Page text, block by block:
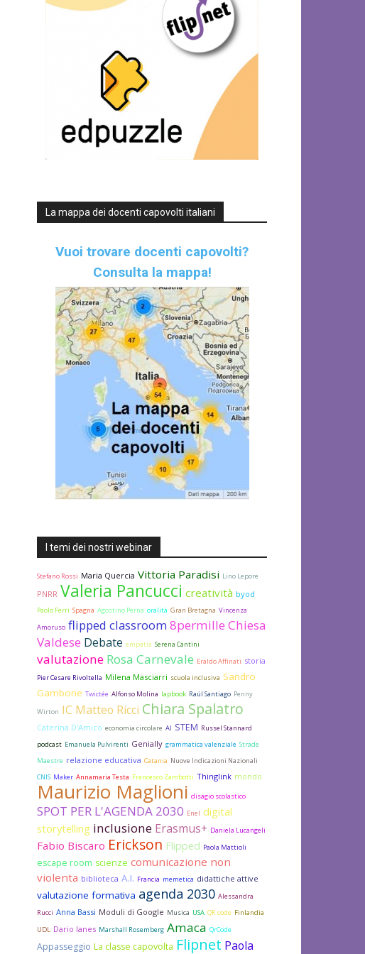
La mappa dei docenti capovolti italiani
Vuoi trovare docenti capovolti?
Consulta la mappa!
I temi dei nostri webinar
Stefano Rossi Maria Quercia Vittoria Paradisi Lino Lepore
PNRR Valeria Pancucci creatività byod
Paolo Ferri Spagna Agostino Perna oralità Gran Bretagna Vincenza
Amoruso flipped classroom 8permille Chiesa
Valdese Debate empatia Serena Cantini
valutazione Rosa Carnevale Eraldo Affinati storia
Pier Cesare Rivoltella Milena Masciarri scuola inclusiva Sandro
Gambone Twictée Alfonso Molina lapbook Raúl Santiago Penny
Wirton IC Matteo Ricci Chiara Spalatro
Caterina D'Amico economia circolare AI STEM Russel Stannard
podcast Emanuela Pulvirenti Genially grammatica valenziale Strade
Maestre relazione educativa Catania Nuove Indicazioni Nazionali
CNIS Maker Annamaria Testa Francesco Zambotti Thinglink mondo
Maurizio Maglioni disagio scolastico
SPOT PER L'AGENDA 2030 Enel digital
storytelling inclusione Erasmus+ Daniela Lucangeli
Fabio Biscaro Erickson Flipped Paola Mattioli
escape room scienze comunicazione non
violenta biblioteca A.I. Francia memetica didattiche attive
valutazione formativa agenda 2030 Alessandra
Rucci Anna Bassi Moduli di Google Musica USA QR code Finlandia
UDL Dario Ianes Marshall Rosemberg Amaca QrCode
Appasseggio La classe capovolta Flipnet Paola